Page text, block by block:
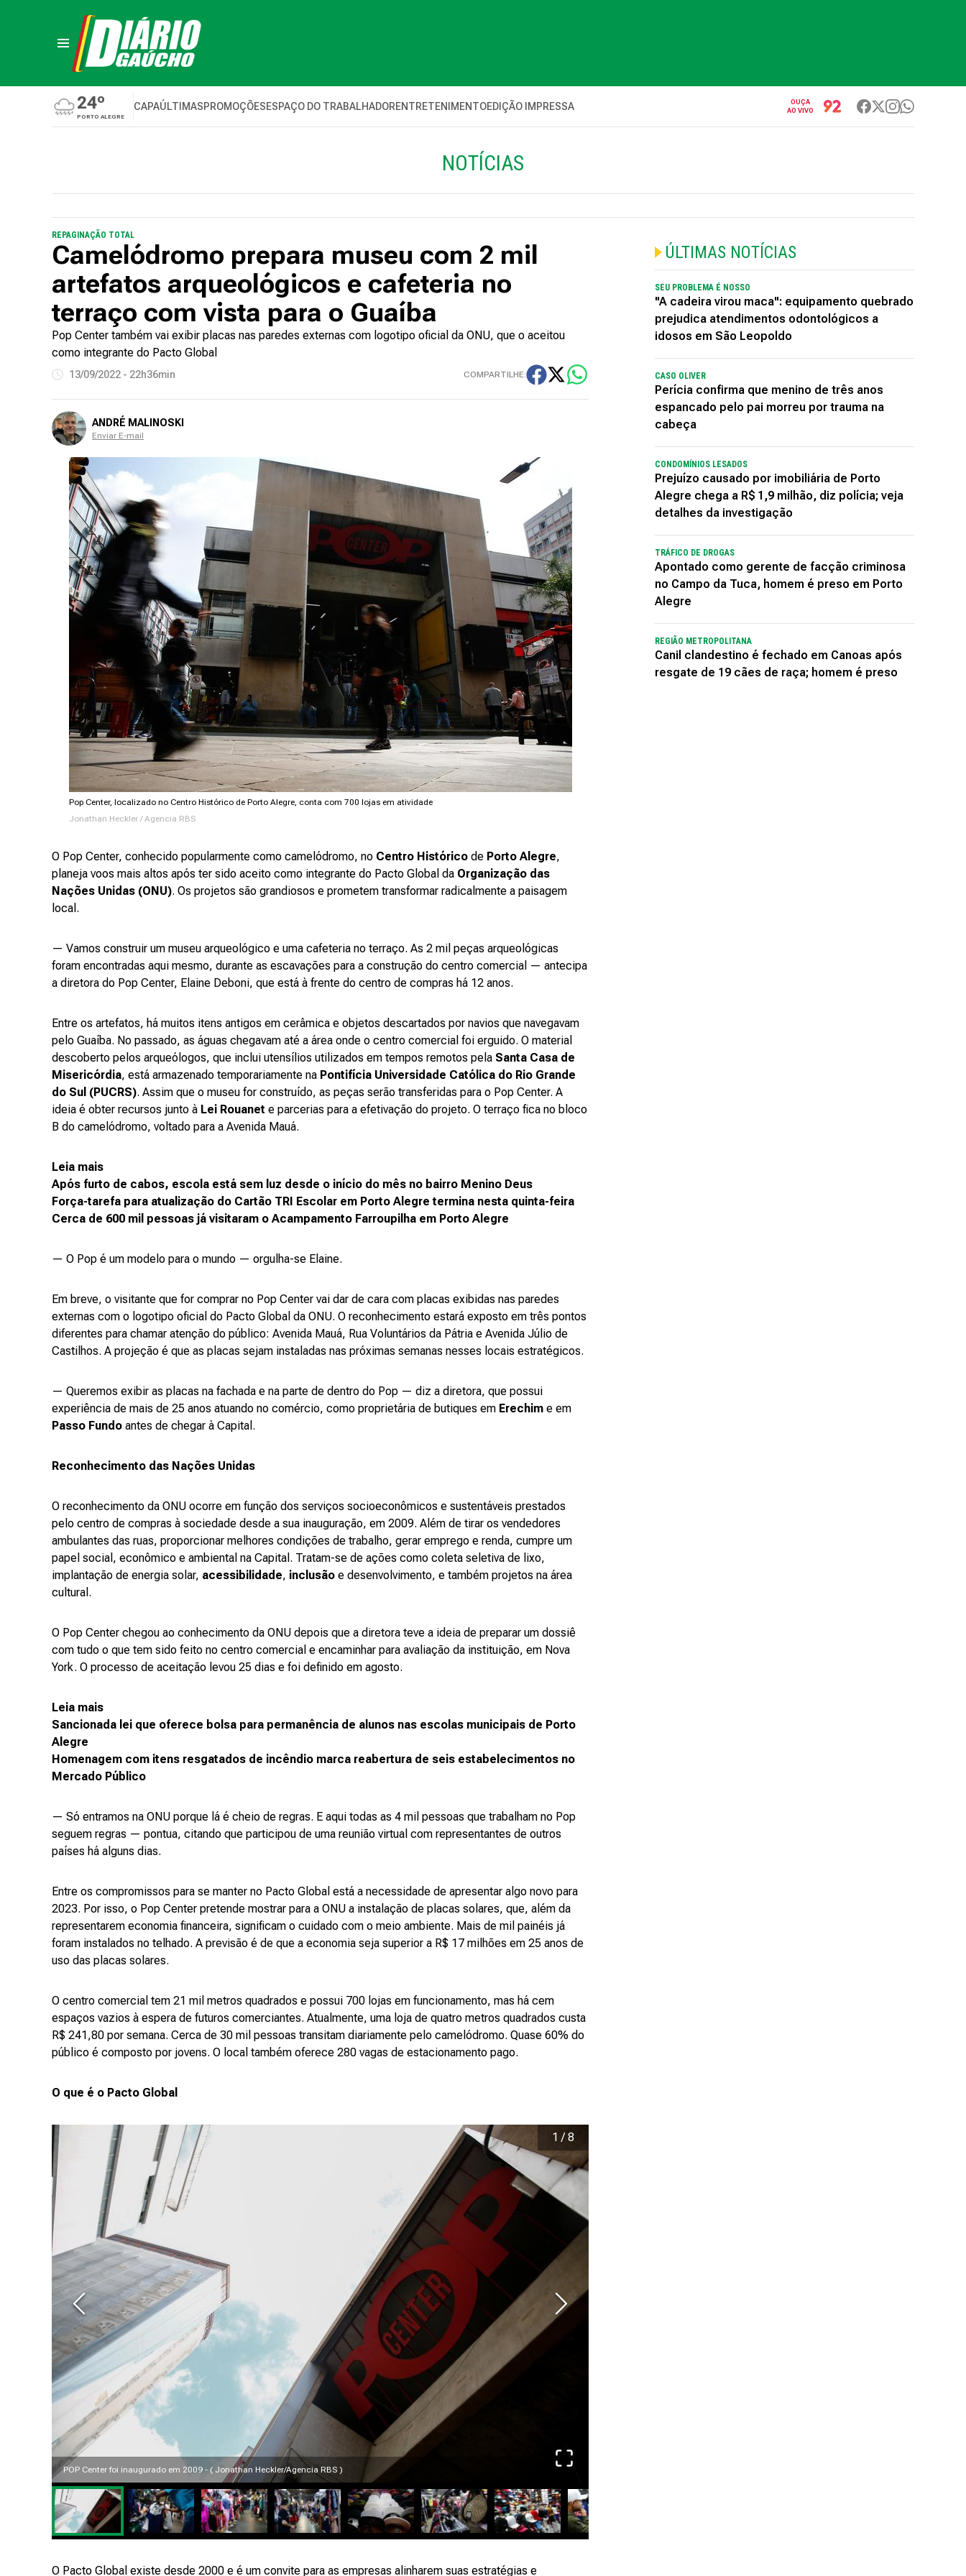
24º
PORTO ALEGRE
CAPAÚLTIMASPROMOÇÕESESPAÇO DO TRABALHADORENTRETENIMENTOEDIÇÃO IMPRESSA
OUÇA
AO VIVO
NOTÍCIAS
REPAGINAÇÃO TOTAL
Camelódromo prepara museu com 2 mil
artefatos arqueológicos e cafeteria no
terraço com vista para o Guaíba
Pop Center também vai exibir placas nas paredes externas com logotipo oficial da ONU, que o aceitou
como integrante do Pacto Global
13/09/2022 - 22h36min COMPARTILHE:
ANDRÉ MALINOSKI
Enviar E-mail
Pop Center, localizado no Centro Histórico de Porto Alegre, conta com 700 lojas em atividade
Jonathan Heckler / Agencia RBS
O Pop Center, conhecido popularmente como camelódromo, no Centro Histórico de Porto Alegre,
planeja voos mais altos após ter sido aceito como integrante do Pacto Global da Organização das
Nações Unidas (ONU). Os projetos são grandiosos e prometem transformar radicalmente a paisagem
local.
— Vamos construir um museu arqueológico e uma cafeteria no terraço. As 2 mil peças arqueológicas
foram encontradas aqui mesmo, durante as escavações para a construção do centro comercial — antecipa
a diretora do Pop Center, Elaine Deboni, que está à frente do centro de compras há 12 anos.
Entre os artefatos, há muitos itens antigos em cerâmica e objetos descartados por navios que navegavam
pelo Guaíba. No passado, as águas chegavam até a área onde o centro comercial foi erguido. O material
descoberto pelos arqueólogos, que inclui utensílios utilizados em tempos remotos pela Santa Casa de
Misericórdia, está armazenado temporariamente na Pontifícia Universidade Católica do Rio Grande
do Sul (PUCRS). Assim que o museu for construído, as peças serão transferidas para o Pop Center. A
ideia é obter recursos junto à Lei Rouanet e parcerias para a efetivação do projeto. O terraço fica no bloco
B do camelódromo, voltado para a Avenida Mauá.
Leia mais
Após furto de cabos, escola está sem luz desde o início do mês no bairro Menino Deus
Força-tarefa para atualização do Cartão TRI Escolar em Porto Alegre termina nesta quinta-feira
Cerca de 600 mil pessoas já visitaram o Acampamento Farroupilha em Porto Alegre
— O Pop é um modelo para o mundo — orgulha-se Elaine.
Em breve, o visitante que for comprar no Pop Center vai dar de cara com placas exibidas nas paredes
externas com o logotipo oficial do Pacto Global da ONU. O reconhecimento estará exposto em três pontos
diferentes para chamar atenção do público: Avenida Mauá, Rua Voluntários da Pátria e Avenida Júlio de
Castilhos. A projeção é que as placas sejam instaladas nas próximas semanas nesses locais estratégicos.
— Queremos exibir as placas na fachada e na parte de dentro do Pop — diz a diretora, que possui
experiência de mais de 25 anos atuando no comércio, como proprietária de butiques em Erechim e em
Passo Fundo antes de chegar à Capital.
Reconhecimento das Nações Unidas
O reconhecimento da ONU ocorre em função dos serviços socioeconômicos e sustentáveis prestados
pelo centro de compras à sociedade desde a sua inauguração, em 2009. Além de tirar os vendedores
ambulantes das ruas, proporcionar melhores condições de trabalho, gerar emprego e renda, cumpre um
papel social, econômico e ambiental na Capital. Tratam-se de ações como coleta seletiva de lixo,
implantação de energia solar, acessibilidade, inclusão e desenvolvimento, e também projetos na área
cultural.
O Pop Center chegou ao conhecimento da ONU depois que a diretora teve a ideia de preparar um dossiê
com tudo o que tem sido feito no centro comercial e encaminhar para avaliação da instituição, em Nova
York. O processo de aceitação levou 25 dias e foi definido em agosto.
Leia mais
Sancionada lei que oferece bolsa para permanência de alunos nas escolas municipais de Porto
Alegre
Homenagem com itens resgatados de incêndio marca reabertura de seis estabelecimentos no
Mercado Público
— Só entramos na ONU porque lá é cheio de regras. E aqui todas as 4 mil pessoas que trabalham no Pop
seguem regras — pontua, citando que participou de uma reunião virtual com representantes de outros
países há alguns dias.
Entre os compromissos para se manter no Pacto Global está a necessidade de apresentar algo novo para
2023. Por isso, o Pop Center pretende mostrar para a ONU a instalação de placas solares, que, além da
representarem economia financeira, significam o cuidado com o meio ambiente. Mais de mil painéis já
foram instalados no telhado. A previsão é de que a economia seja superior a R$ 17 milhões em 25 anos de
uso das placas solares.
O centro comercial tem 21 mil metros quadrados e possui 700 lojas em funcionamento, mas há cem
espaços vazios à espera de futuros comerciantes. Atualmente, uma loja de quatro metros quadrados custa
R$ 241,80 por semana. Cerca de 30 mil pessoas transitam diariamente pelo camelódromo. Quase 60% do
público é composto por jovens. O local também oferece 280 vagas de estacionamento pago.
O que é o Pacto Global
POP Center foi inaugurado em 2009 - ( Jonathan Heckler/Agencia RBS )
1 /8
O Pacto Global existe desde 2000 e é um convite para as empresas alinharem suas estratégias e
ÚLTIMAS NOTÍCIAS
SEU PROBLEMA É NOSSO
"A cadeira virou maca": equipamento quebrado
prejudica atendimentos odontológicos a
idosos em São Leopoldo
CASO OLIVER
Perícia confirma que menino de três anos
espancado pelo pai morreu por trauma na
cabeça
CONDOMÍNIOS LESADOS
Prejuízo causado por imobiliária de Porto
Alegre chega a R$ 1,9 milhão, diz polícia; veja
detalhes da investigação
TRÁFICO DE DROGAS
Apontado como gerente de facção criminosa
no Campo da Tuca, homem é preso em Porto
Alegre
REGIÃO METROPOLITANA
Canil clandestino é fechado em Canoas após
resgate de 19 cães de raça; homem é preso